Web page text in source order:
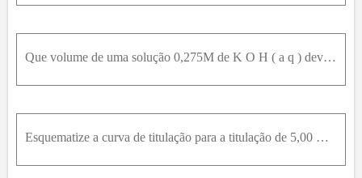
Que volume de uma solução 0,275M de K O H ( a q ) deve ser adicionado a 75,0m L de uma solução 0,137M de H 3 A s O 4 ( a q ) para atingir (a) o primeiro ponto estequiométrico; (b) o segundo ponto este
Esquematize a curva de titulação para a titulação de 5,00 mL de H 3 A s O 4 ( a q )0,010M com K O H ( a q )0,010M , identificando os pontos inicial e final, os pontos estequiométricos e cada um dos po